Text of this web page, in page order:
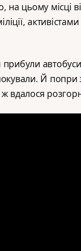
на цьому місці
Й
ж вдалося